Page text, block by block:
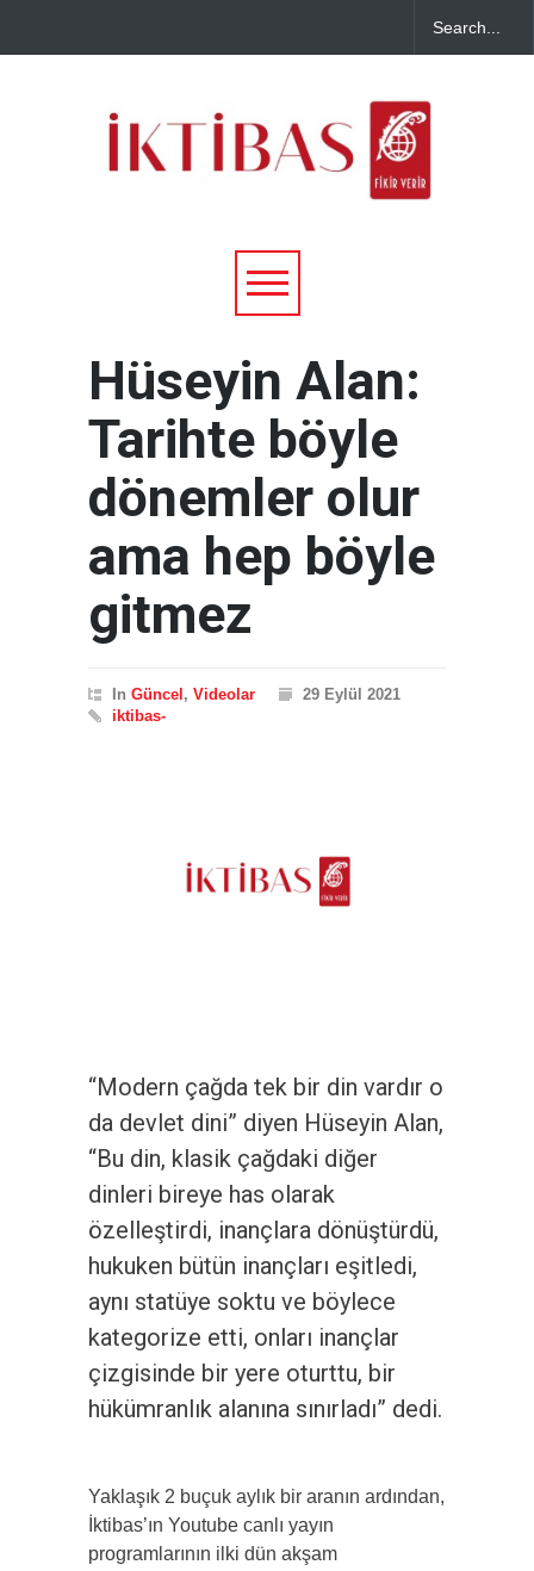
Hüseyin Alan:
Tarihte böyle
dönemler olur
ama hep böyle
gitmez
In Güncel, Videolar
29 Eylül 2021
iktibas-
“Modern çağda tek bir din vardır o
da devlet dini” diyen Hüseyin Alan,
“Bu din, klasik çağdaki diğer
dinleri bireye has olarak
özelleştirdi, inançlara dönüştürdü,
hukuken bütün inançları eşitledi,
aynı statüye soktu ve böylece
kategorize etti, onları inançlar
çizgisinde bir yere oturttu, bir
hükümranlık alanına sınırladı” dedi.
Yaklaşık 2 buçuk aylık bir aranın ardından,
İktibas’ın Youtube canlı yayın
programlarının ilki dün akşam